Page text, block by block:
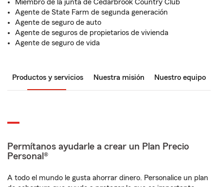
Miembro de la junta de Cedarbrook Country Club
Agente de State Farm de segunda generación
Agente de seguro de auto
Agente de seguros de propietarios de vivienda
Agente de seguro de vida
Productos y servicios Nuestra misión Nuestro equipo
Permítanos ayudarle a crear un Plan Precio
Personal®
A todo el mundo le gusta ahorrar dinero. Personalice un plan